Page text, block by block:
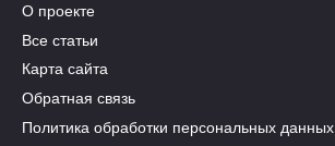
О проекте
Все статьи
Карта сайта
Обратная связь
Политика обработки персональных данных